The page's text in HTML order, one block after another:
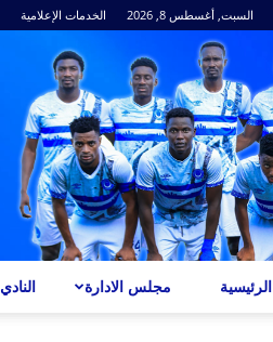
السبت, أغسطس 8, 2026 الخدمات الإعلامية
النادي مجلس الادارة الرئيسية